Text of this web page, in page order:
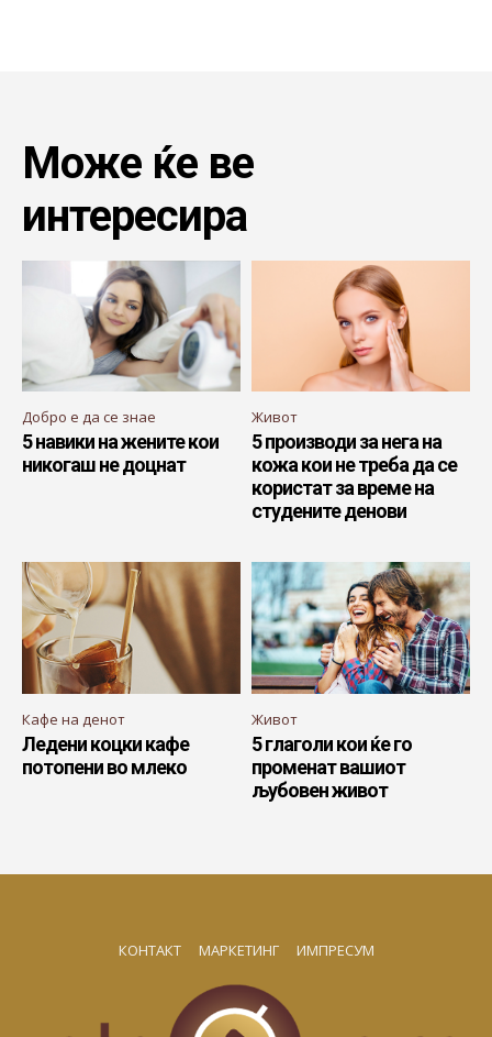
Може ќе ве
интересира
Добро е да се знае
5 навики на жените кои
никогаш не доцнат
Живот
5 производи за нега на
кожа кои не треба да се
користат за време на
студените денови
Кафе на денот
Ледени коцки кафе
потопени во млеко
Живот
5 глаголи кои ќе го
променат вашиот
љубовен живот
КОНТАКТ МАРКЕТИНГ ИМПРЕСУМ